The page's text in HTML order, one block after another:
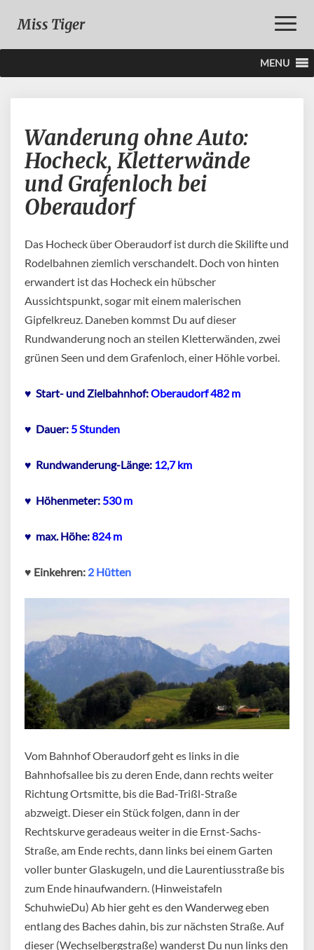
Toggle
Miss Tiger
MENU
ohne
Auto:
Hocheck,
Kletterwände
und
Oberaudorf
Wanderung ohne Auto:
Hocheck, Kletterwände
und Grafenloch bei
Oberaudorf
Das Hocheck über Oberaudorf ist durch die Skilifte und
Rodelbahnen ziemlich verschandelt. Doch von hinten
erwandert ist das Hocheck ein hübscher
Aussichtspunkt, sogar mit einem malerischen
Gipfelkreuz. Daneben kommst Du auf dieser
Rundwanderung noch an steilen Kletterwänden, zwei
grünen Seen und dem Grafenloch, einer Höhle vorbei.
♥ Start- und Zielbahnhof:Oberaudorf 482 m
♥ Dauer: 5 Stunden
♥ Rundwanderung-Länge: 12,7 km
♥ Höhenmeter: 530 m
♥ max. Höhe:824 m
♥ Einkehren: 2 Hütten
Vom Bahnhof Oberaudorf geht es links in die
Bahnhofsallee bis zu deren Ende, dann rechts weiter
Richtung Ortsmitte, bis die Bad-Trißl-Straße
abzweigt. Dieser ein Stück folgen, dann in der
Rechtskurve geradeaus weiter in die Ernst-Sachs-
Straße, am Ende rechts, dann links bei einem Garten
voller bunter Glaskugeln, und die Laurentiusstraße bis
zum Ende hinaufwandern. (Hinweistafeln
SchuhwieDu) Ab hier geht es den Wanderweg eben
entlang des Baches dahin, bis zur nächsten Straße. Auf
dieser (Wechselbergstraße) wanderst Du nun links den